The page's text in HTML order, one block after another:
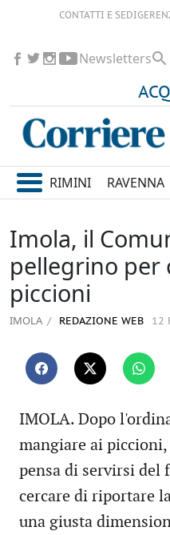
CONTATTI E SEDI
Newsletters
RIMINI RAVENNA
Imola, il
pellegrino per
piccioni
IMOLA REDAZIONE WEB 12
IMOLA. Dopo
mangiare ai
pensa di servirsi del
cercare di riportare
una giusta